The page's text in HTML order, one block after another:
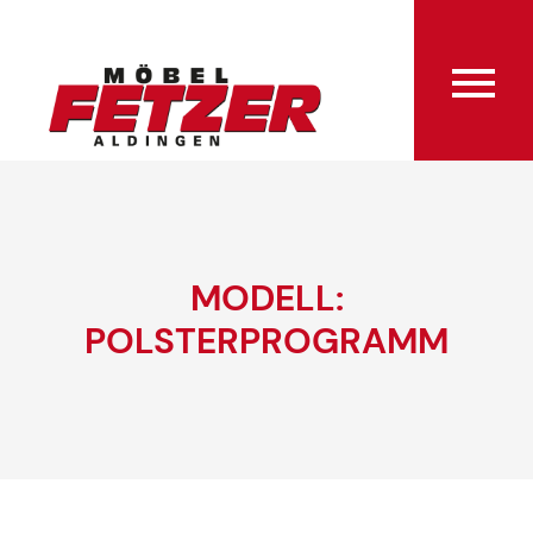
MODELL:
POLSTERPROGRAMM